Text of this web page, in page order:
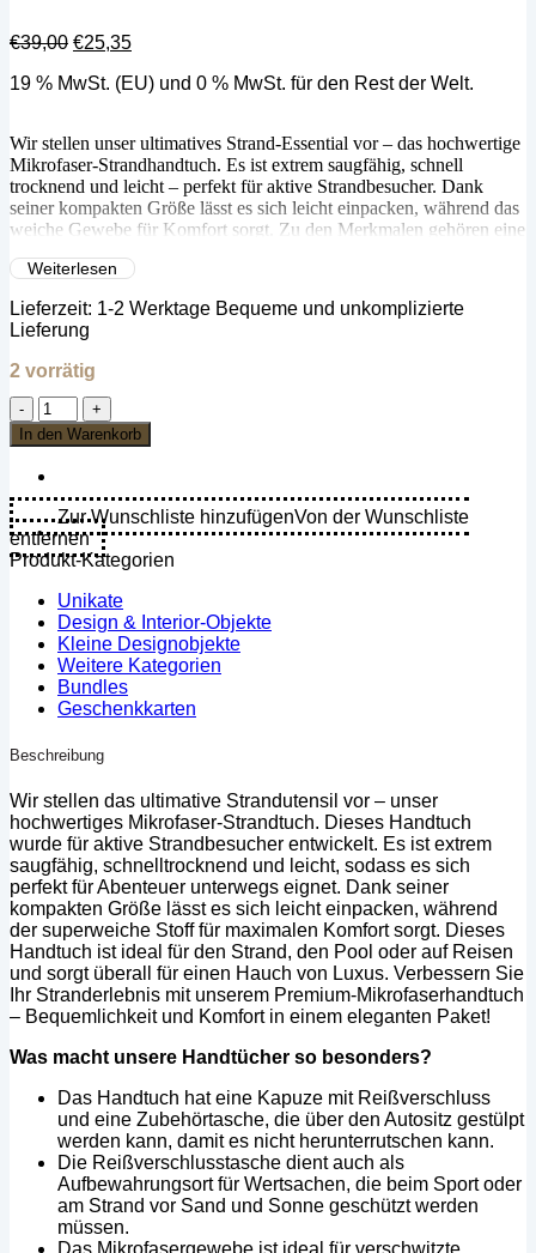
€39,00 Ursprünglicher
war:
€25,35Aktueller
ist:
19 % MwSt. (EU) und 0 % MwSt. für den Rest der Welt.
Wir stellen unser ultimatives Strand-Essential vor – das hochwertige
Mikrofaser-Strandhandtuch. Es ist extrem saugfähig, schnell
trocknend und leicht – perfekt für aktive Strandbesucher. Dank
seiner kompakten Größe lässt es sich leicht einpacken, während das
weiche Gewebe für Komfort sorgt. Zu den Merkmalen gehören eine
Autositzen und zur Aufbewahrung von Wertsachen,
Maschinenwaschbarkeit. Es besteht aus 88% Polyester/12%
Polyamid und ist zu 100% recycelt. Genießen Sie Komfort und
Luxus mit unserem Premium-Handtuch!
Weiterlesen
Lieferzeit: 1-2 Werktage Bequeme und unkomplizierte
Lieferung
2 vorrätig
Bobums
Mikrofaser
XL
Bedrucktes
Grüne
Palmen
In den Warenkorb
Zur Wunschliste hinzufügenVon der Wunschliste
entfernen
Produkt-Kategorien
Unikate
Design & Interior-Objekte
Kleine Designobjekte
Weitere Kategorien
Bundles
Geschenkkarten
Beschreibung
Wir stellen das ultimative Strandutensil vor – unser
hochwertiges Mikrofaser-Strandtuch. Dieses Handtuch
wurde für aktive Strandbesucher entwickelt. Es ist extrem
saugfähig, schnelltrocknend und leicht, sodass es sich
perfekt für Abenteuer unterwegs eignet. Dank seiner
kompakten Größe lässt es sich leicht einpacken, während
der superweiche Stoff für maximalen Komfort sorgt. Dieses
Handtuch ist ideal für den Strand, den Pool oder auf Reisen
und sorgt überall für einen Hauch von Luxus. Verbessern Sie
Ihr Stranderlebnis mit unserem Premium-Mikrofaserhandtuch
– Bequemlichkeit und Komfort in einem eleganten Paket!
Was macht unsere Handtücher so besonders?
Das Handtuch hat eine Kapuze mit Reißverschluss
und eine Zubehörtasche, die über den Autositz gestülpt
werden kann, damit es nicht herunterrutschen kann.
Die Reißverschlusstasche dient auch als
Aufbewahrungsort für Wertsachen, die beim Sport oder
am Strand vor Sand und Sonne geschützt werden
müssen.
Das Mikrofasergewebe ist ideal für verschwitzte